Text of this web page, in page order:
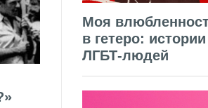
Моя
в гетеро: истории
ЛГБТ-людей